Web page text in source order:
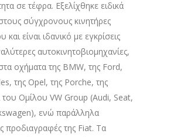
σε τέφρα. Εξελίχθηκε ειδικά
σύγχρονους κινητήρες
και είναι ιδανικό με εγκρίσεις
αυτοκινητοβιομηχανίες,
οχήματα της BMW, της Ford,
της Opel, της Porche, της
του Ομίλου VW Group (Audi, Seat,
ενώ παράλληλα
προδιαγραφές της Fiat. Τα